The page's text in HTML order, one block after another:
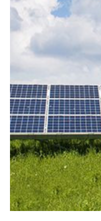
Siyasi
Geosiyasi
İqtisadi
Sosioloji
Araşdırma
Video
İnfoqrafika
Podcast
Humanitar
Elm və təhsil
Mədəniyyət
Diaspor
Yüksəliş hekayəsi
Mədəniyyətimizin Zəfəri
Zəfər Diasporu
Səhiyyə
Ailə və uşaq